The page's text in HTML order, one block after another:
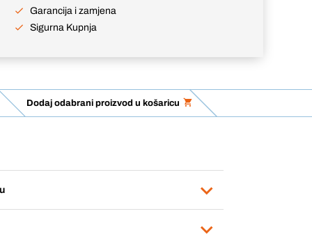
Garancija i zamjena
Sigurna Kupnja
Dodaj odabrani proizvod u košaricu